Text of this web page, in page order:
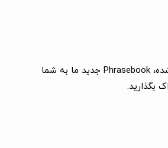
این برنامه که به میلیون‌ها نفر اعتماد شده است، تجربه‌ای بی‌نقص از ترجمه صوتی را در بیش از 40 زبان تضمین می‌کند. با بیش از 250 عبارت از پیش تعریف‌شده، Phrasebook جدید ما به شما